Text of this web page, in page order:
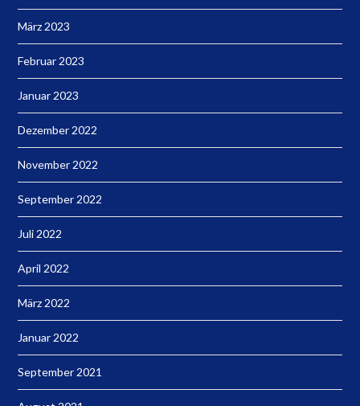
März 2023
Februar 2023
Januar 2023
Dezember 2022
November 2022
September 2022
Juli 2022
April 2022
März 2022
Januar 2022
September 2021